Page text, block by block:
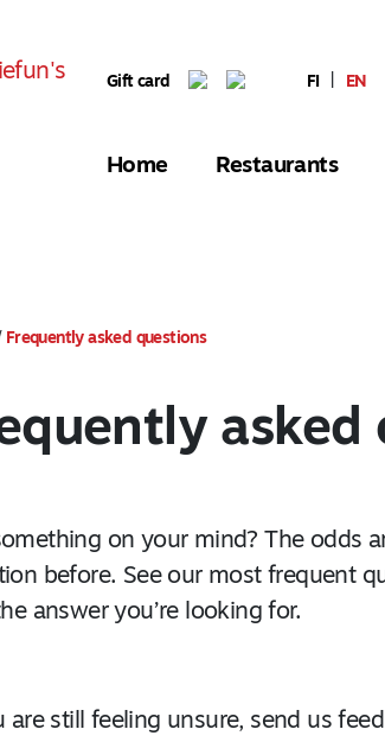
Home Restaurants
FI EN
Gift card
Frequently asked questions
asked
on your mind? The odds
before. See our most frequent
answer you’re looking for.
are still feeling unsure, send us